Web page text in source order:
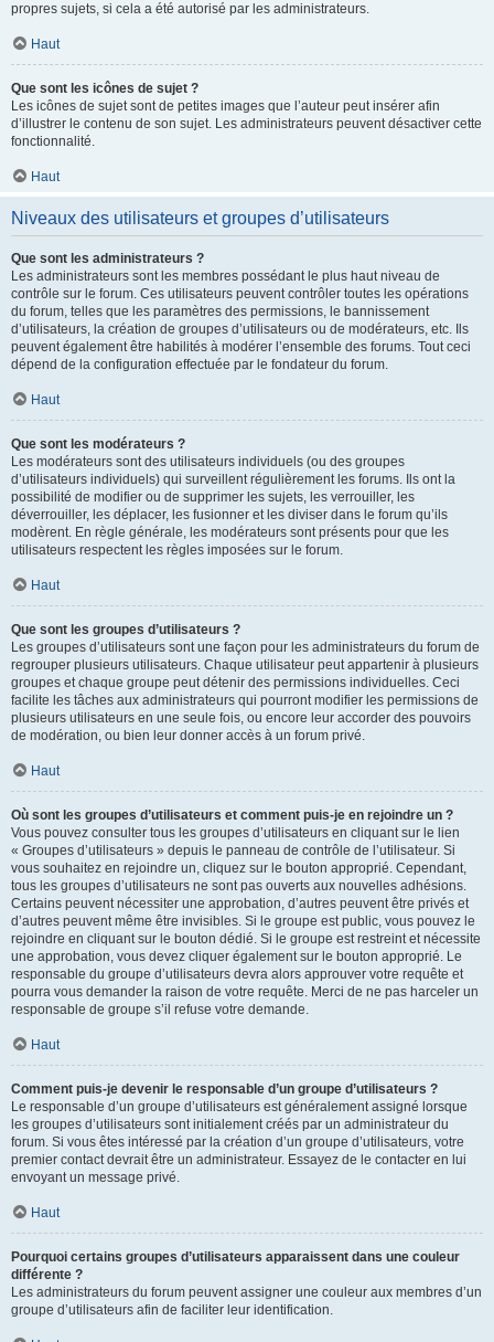
propres sujets, si cela a été autorisé par les administrateurs.
Haut
Que sont les icônes de sujet ?
Les icônes de sujet sont de petites images que l’auteur peut insérer afin
d’illustrer le contenu de son sujet. Les administrateurs peuvent désactiver cette
fonctionnalité.
Haut
Niveaux des utilisateurs et groupes d’utilisateurs
Que sont les administrateurs ?
Les administrateurs sont les membres possédant le plus haut niveau de
contrôle sur le forum. Ces utilisateurs peuvent contrôler toutes les opérations
du forum, telles que les paramètres des permissions, le bannissement
d’utilisateurs, la création de groupes d’utilisateurs ou de modérateurs, etc. Ils
peuvent également être habilités à modérer l’ensemble des forums. Tout ceci
dépend de la configuration effectuée par le fondateur du forum.
Haut
Que sont les modérateurs ?
Les modérateurs sont des utilisateurs individuels (ou des groupes
d’utilisateurs individuels) qui surveillent régulièrement les forums. Ils ont la
possibilité de modifier ou de supprimer les sujets, les verrouiller, les
déverrouiller, les déplacer, les fusionner et les diviser dans le forum qu’ils
modèrent. En règle générale, les modérateurs sont présents pour que les
utilisateurs respectent les règles imposées sur le forum.
Haut
Que sont les groupes d’utilisateurs ?
Les groupes d’utilisateurs sont une façon pour les administrateurs du forum de
regrouper plusieurs utilisateurs. Chaque utilisateur peut appartenir à plusieurs
groupes et chaque groupe peut détenir des permissions individuelles. Ceci
facilite les tâches aux administrateurs qui pourront modifier les permissions de
plusieurs utilisateurs en une seule fois, ou encore leur accorder des pouvoirs
de modération, ou bien leur donner accès à un forum privé.
Haut
Où sont les groupes d’utilisateurs et comment puis-je en rejoindre un ?
Vous pouvez consulter tous les groupes d’utilisateurs en cliquant sur le lien
« Groupes d’utilisateurs » depuis le panneau de contrôle de l’utilisateur. Si
vous souhaitez en rejoindre un, cliquez sur le bouton approprié. Cependant,
tous les groupes d’utilisateurs ne sont pas ouverts aux nouvelles adhésions.
Certains peuvent nécessiter une approbation, d’autres peuvent être privés et
d’autres peuvent même être invisibles. Si le groupe est public, vous pouvez le
rejoindre en cliquant sur le bouton dédié. Si le groupe est restreint et nécessite
une approbation, vous devez cliquer également sur le bouton approprié. Le
responsable du groupe d’utilisateurs devra alors approuver votre requête et
pourra vous demander la raison de votre requête. Merci de ne pas harceler un
responsable de groupe s’il refuse votre demande.
Haut
Comment puis-je devenir le responsable d’un groupe d’utilisateurs ?
Le responsable d’un groupe d’utilisateurs est généralement assigné lorsque
les groupes d’utilisateurs sont initialement créés par un administrateur du
forum. Si vous êtes intéressé par la création d’un groupe d’utilisateurs, votre
premier contact devrait être un administrateur. Essayez de le contacter en lui
envoyant un message privé.
Haut
Pourquoi certains groupes d’utilisateurs apparaissent dans une couleur
différente ?
Les administrateurs du forum peuvent assigner une couleur aux membres d’un
groupe d’utilisateurs afin de faciliter leur identification.